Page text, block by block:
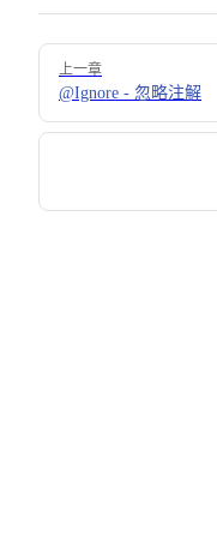
Pager
上一章
@Ignore - 忽略注解